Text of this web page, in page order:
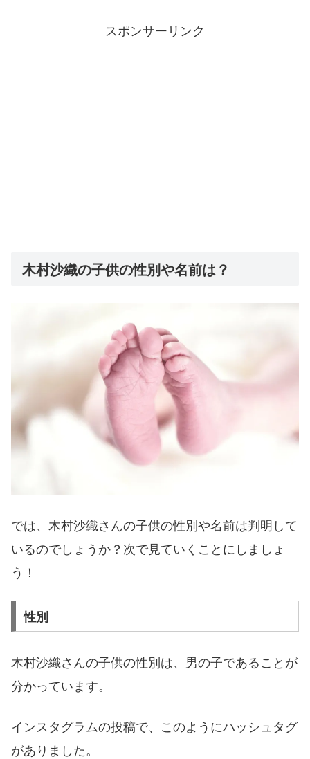
スポンサーリンク
木村沙織の子供の性別や名前は？
では、木村沙織さんの子供の性別や名前は判明して
いるのでしょうか？次で見ていくことにしましょ
う！
性別
木村沙織さんの子供の性別は、男の子であることが
分かっています。
インスタグラムの投稿で、このようにハッシュタグ
がありました。